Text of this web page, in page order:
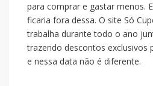
para comprar e gastar menos.
ficaria fora dessa. O site Só
trabalha durante todo o ano
trazendo descontos exclusivos
e nessa data não é diferente.